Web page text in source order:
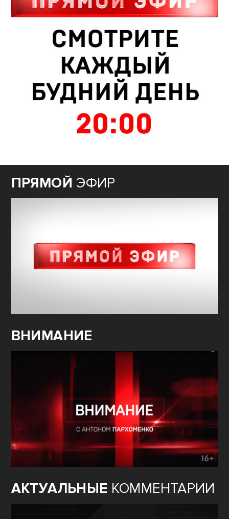
ПРЯМОЙ ЭФИР
ВНИМАНИЕ
АКТУАЛЬНЫЕ КОММЕНТАРИИ